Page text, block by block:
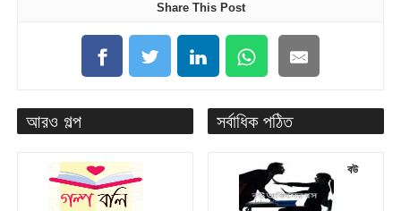
Share This Post
আরও গল্প সর্বাধিক পঠিত
বউ